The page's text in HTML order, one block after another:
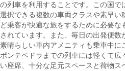
の列車を利用することです。この国で
選択できる複数の車両クラスや素早
ど乗客が快適な旅をするために必要
されています。また、毎日の出発便
素晴らしい車内アメニティも乗車中に
ポンテベドラまでの列車には軽くて
い座席、十分な足元スペースと荷物